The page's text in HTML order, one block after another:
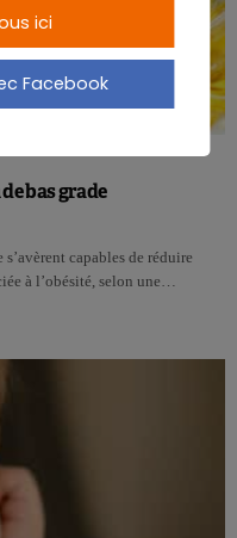
bas grade
capables de réduire
à l’obésité, selon une…
ici
Facebook